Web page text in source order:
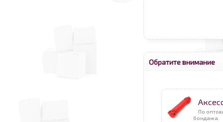
Обратите внимание
По
бондажа.